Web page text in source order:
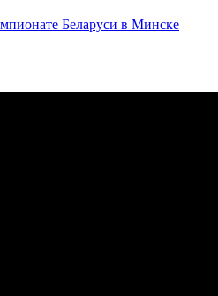
Беларуси в Минске